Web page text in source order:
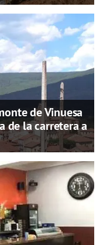
de Vinuesa
de la carretera a